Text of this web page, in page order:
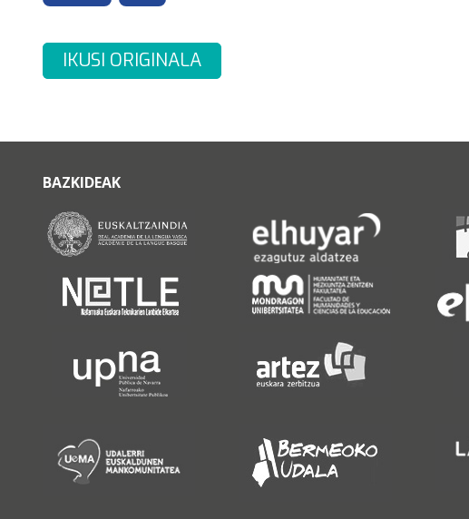
IKUSI ORIGINALA
BAZKIDEAK